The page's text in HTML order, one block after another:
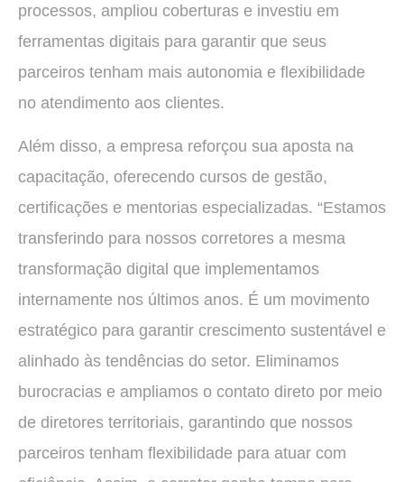
processos, ampliou coberturas e investiu em
ferramentas digitais para garantir que seus
parceiros tenham mais autonomia e flexibilidade
no atendimento aos clientes.
Além disso, a empresa reforçou sua aposta na
capacitação, oferecendo cursos de gestão,
certificações e mentorias especializadas. “Estamos
transferindo para nossos corretores a mesma
transformação digital que implementamos
internamente nos últimos anos. É um movimento
estratégico para garantir crescimento sustentável e
alinhado às tendências do setor. Eliminamos
burocracias e ampliamos o contato direto por meio
de diretores territoriais, garantindo que nossos
parceiros tenham flexibilidade para atuar com